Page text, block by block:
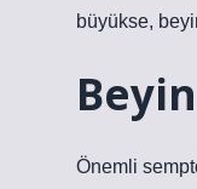
büyükse,
Önemli